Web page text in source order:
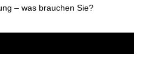
– was brauchen Sie?